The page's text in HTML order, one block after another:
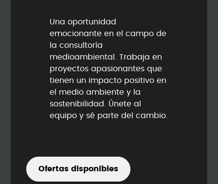
Una oportunidad
emocionante en el campo de
la consultoría
medioambiental. Trabaja en
proyectos apasionantes que
tienen un impacto positivo en
el medio ambiente y la
sostenibilidad. Únete al
equipo y sé parte del cambio.
Ofertas disponibles